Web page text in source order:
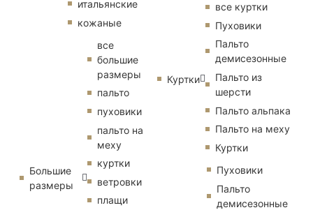
итальянские
кожаные
Большие
размеры
все
большие
размеры
пальто
пуховики
пальто на
меху
куртки
ветровки
плащи
Куртки
все куртки
Пуховики
Пальто
демисезонные
Пальто из
шерсти
Пальто альпака
Пальто на меху
Куртки
Пуховики
Пальто
демисезонные